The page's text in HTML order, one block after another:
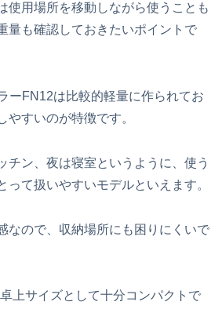
使用場所を移動しながら使うことも
量も確認しておきたいポイントで
ーFN12は比較的軽量に作られてお
やすいのが特徴です。
チン、夜は寝室というように、使う
って扱いやすいモデルといえます。
なので、収納場所にも困りにくいで
上サイズとして十分コンパクトで